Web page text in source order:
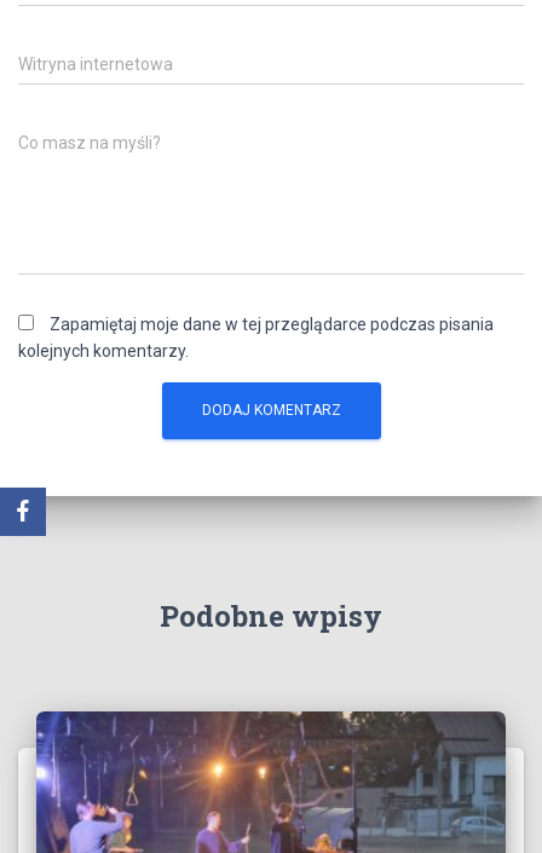
Witryna internetowa
Co masz na myśli?
Zapamiętaj moje dane w tej przeglądarce podczas pisania
kolejnych komentarzy.
Podobne wpisy